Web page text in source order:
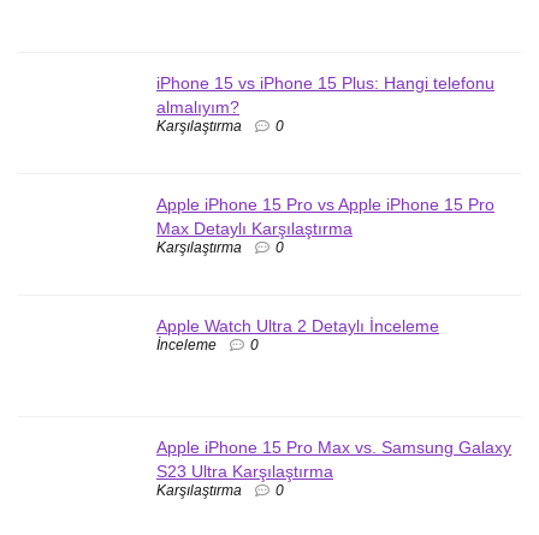
iPhone 15 vs iPhone 15 Plus: Hangi telefonu
almalıyım?
Karşılaştırma 0
Apple iPhone 15 Pro vs Apple iPhone 15 Pro
Max Detaylı Karşılaştırma
Karşılaştırma 0
Apple Watch Ultra 2 Detaylı İnceleme
İnceleme 0
Apple iPhone 15 Pro Max vs. Samsung Galaxy
S23 Ultra Karşılaştırma
Karşılaştırma 0